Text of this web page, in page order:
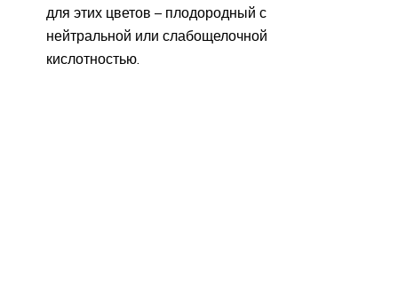
для этих цветов – плодородный с
нейтральной или слабощелочной
кислотностью.